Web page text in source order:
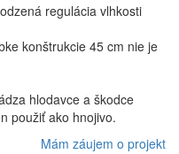
regulácia vlhkosti
konštrukcie 45 cm nie je
hlodavce a škodce
použiť ako hnojivo.
Mám záujem o projekt